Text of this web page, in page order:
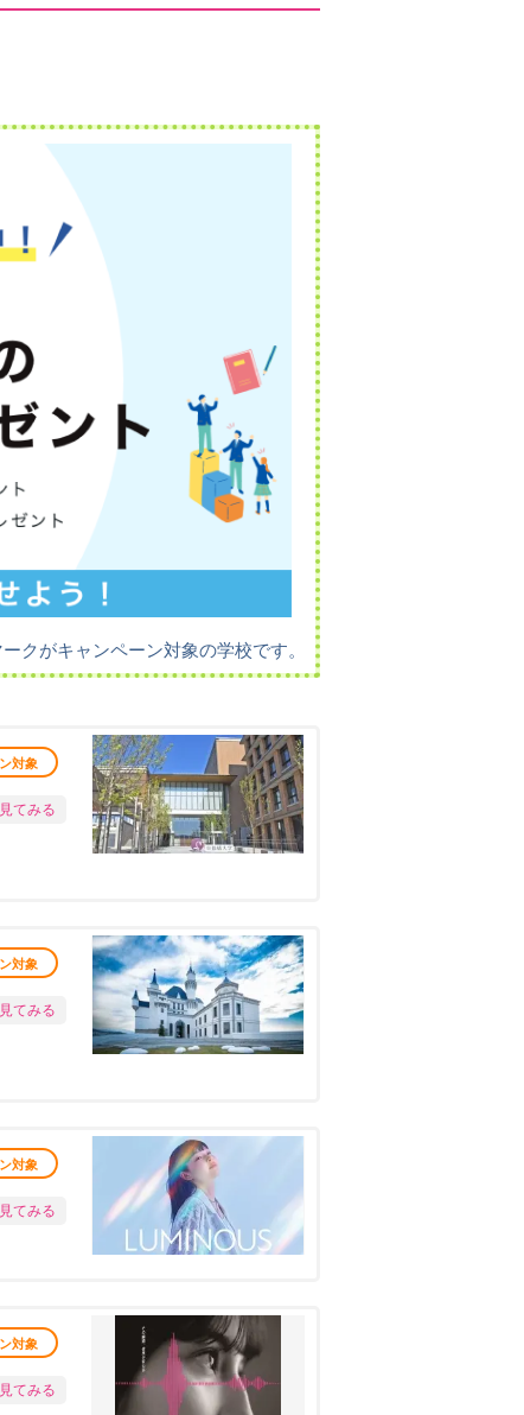
クがキャンペーン対象の学校です。
対象
てみる
対象
てみる
対象
てみる
対象
てみる